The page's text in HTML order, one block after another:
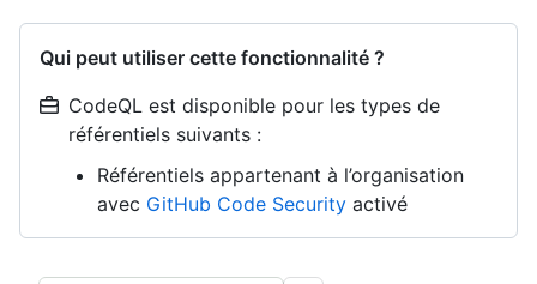
Qui peut utiliser cette fonctionnalité ?
CodeQL est disponible pour les types de
référentiels suivants :
Référentiels appartenant à l’organisation
avec GitHub Code Security activé